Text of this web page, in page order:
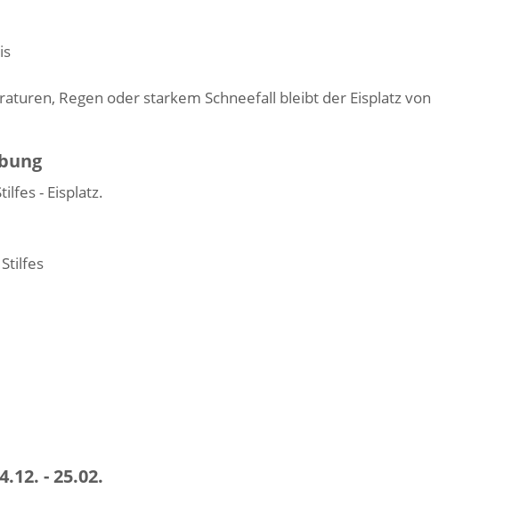
Regen oder starkem Schneefall bleibt der Eisplatz von
- Eisplatz.
- 25.02.